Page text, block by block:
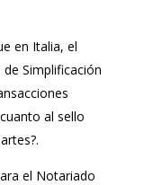
en Italia, el
Simplificación
al sello
el Notariado